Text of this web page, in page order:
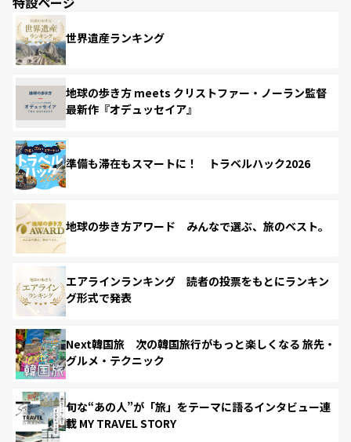
世界遺産ランキング
地球の歩き方 meets クリストファー・ノーラン監督
最新作『オデュッセイア』
準備も滞在もスマートに！ トラベルハック2026
地球の歩き方アワード みんなで選ぶ、旅のベスト。
エアラインランキング 読者の投票をもとにランキン
グ形式で発表
Next韓国旅 次の韓国旅行がもっと楽しくなる 旅先・
グルメ・テクニック
旬な“あの人”が「旅」をテーマに語るインタビュー連
載 MY TRAVEL STORY